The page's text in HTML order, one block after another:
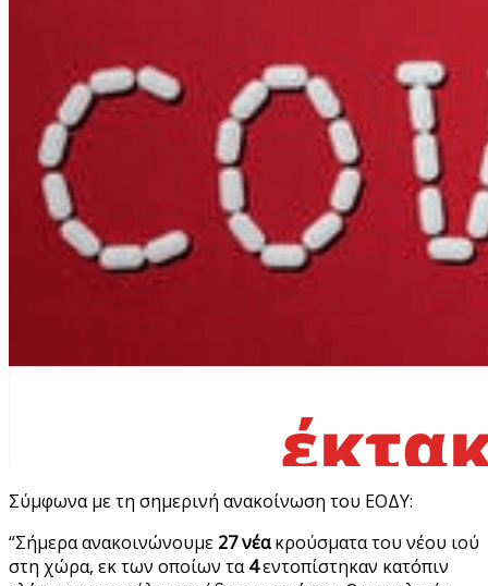
Σύμφωνα με τη σημερινή ανακοίνωση του ΕΟΔΥ:
“Σήμερα ανακοινώνουμε 27 νέακρούσματα του νέου ιού
στη χώρα, εκ των οποίων τα4εντοπίστηκαν κατόπιν